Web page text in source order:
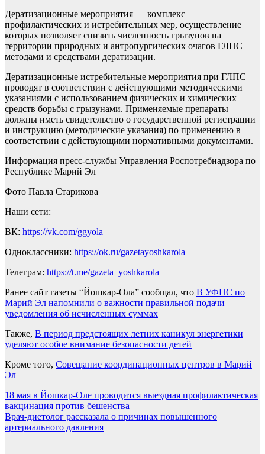
Дератизационные мероприятия — комплекс
профилактических и истребительных мер, осуществление
которых позволяет снизить численность грызунов на
территории природных и антропургических очагов ГЛПС
методами и средствами дератизации.
Дератизационные истребительные мероприятия при ГЛПС
проводят в соответствии с действующими методическими
указаниями с использованием физических и химических
средств борьбы с грызунами. Применяемые препараты
должны иметь свидетельство о государственной регистрации
и инструкцию (методические указания) по применению в
соответствии с действующими нормативными документами.
Информация пресс-службы Управления Роспотребнадзора по
Республике Марий Эл
Фото Павла Старикова
Наши сети:
ВК: https://vk.com/ggyola
Одноклассники: https://ok.ru/gazetayoshkarola
Телеграм: https://t.me/gazeta_yoshkarola
Ранее сайт газеты “Йошкар-Ола” сообщал, что В УФНС по
Марий Эл напомнили о важности правильной подачи
уведомления об исчисленных суммах
Также, В период предстоящих летних каникул энергетики
уделяют особое внимание безопасности детей
Кроме того, Совещание координационных центров в Марий
Эл
Навигация
по
записям
18 мая в Йошкар-Оле проводится выездная профилактическая
вакцинация против бешенства
Врач-диетолог рассказала о причинах повышенного
артериального давления